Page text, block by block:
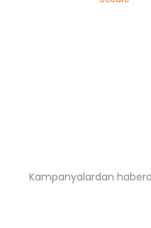
Kampanyalardan